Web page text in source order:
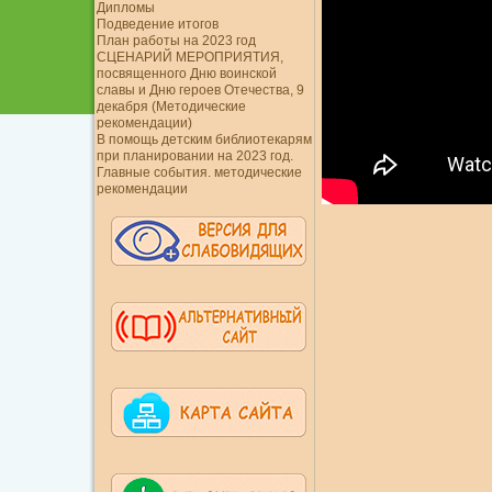
Дипломы
Подведение итогов
План работы на 2023 год
СЦЕНАРИЙ МЕРОПРИЯТИЯ,
посвященного Дню воинской
славы и Дню героев Отечества, 9
декабря (Методические
рекомендации)
В помощь детским библиотекарям
при планировании на 2023 год.
Главные события. методические
рекомендации